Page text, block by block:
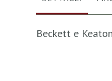
Beckett e